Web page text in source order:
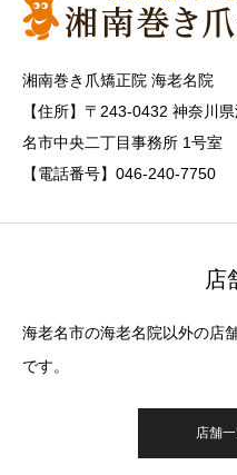
湘南巻き爪矯正院 海老名院
【住所】〒243-0432 神奈川
名市中央二丁目事務所 1号室
【電話番号】046-240-7750
店
海老名市の海老名院以外の店
です。
店舗